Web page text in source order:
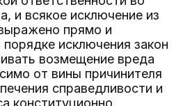
и всякое исключение из
прямо и
исключения закон
возмещение вреда
от вины причинителя
справедливости и
конституционно